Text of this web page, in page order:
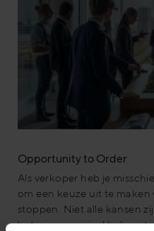
Opportunity to Order
Als verkoper heb je
om een keuze uit te
stoppen. Niet alle kansen
het is van cruciaal belang